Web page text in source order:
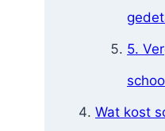
5.
Wat kost